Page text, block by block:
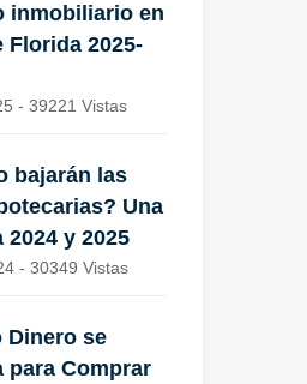
inmobiliario en
Florida 2025-
- 39221 Vistas
bajarán las
Una
2024 y 2025
- 30349 Vistas
Dinero se
para Comprar